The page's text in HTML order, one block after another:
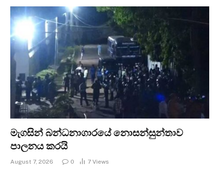
මැගසින් බන්ධනාගාරයේ නොසන්සුන්තාව
පාලනය කරයි
August 7, 2026 0 7 Views